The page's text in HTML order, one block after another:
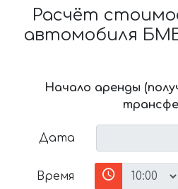
Расчёт
автомобиля
Начало аренды
Дата
Время